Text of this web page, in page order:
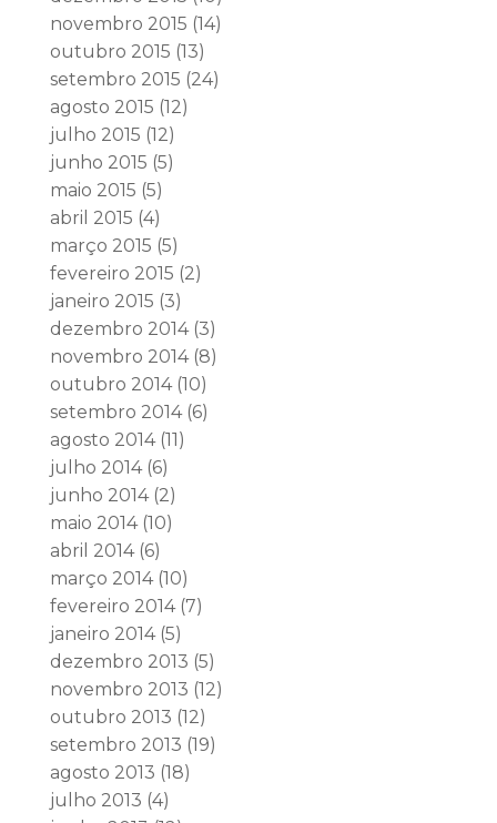
novembro 2015 (14)
outubro 2015 (13)
setembro 2015 (24)
agosto 2015 (12)
julho 2015 (12)
junho 2015 (5)
maio 2015 (5)
abril 2015 (4)
março 2015 (5)
fevereiro 2015 (2)
janeiro 2015 (3)
dezembro 2014(3)
novembro 2014(8)
outubro 2014(10)
setembro 2014(6)
agosto 2014(11)
julho 2014(6)
junho 2014(2)
maio 2014(10)
abril 2014(6)
março 2014(10)
fevereiro 2014(7)
janeiro 2014(5)
dezembro 2013 (5)
novembro 2013 (12)
outubro 2013 (12)
setembro 2013 (19)
agosto 2013 (18)
julho 2013 (4)